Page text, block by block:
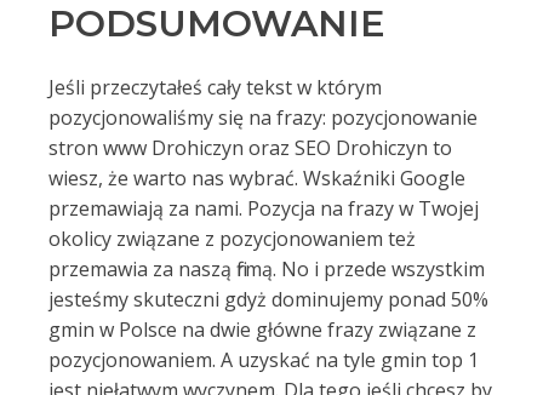
PODSUMOWANIE
Jeśli przeczytałeś cały tekst w którym
pozycjonowaliśmy się na frazy: pozycjonowanie
stron www Drohiczyn oraz SEO Drohiczyn to
wiesz, że warto nas wybrać. Wskaźniki Google
przemawiają za nami. Pozycja na frazy w Twojej
okolicy związane z pozycjonowaniem też
przemawia za naszą firmą. No i przede wszystkim
jesteśmy skuteczni gdyż dominujemy ponad 50%
gmin w Polsce na dwie główne frazy związane z
pozycjonowaniem. A uzyskać na tyle gmin top 1